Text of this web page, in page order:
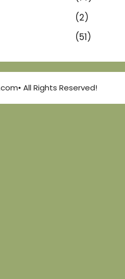
(2)
(51)
All Rights Reserved!